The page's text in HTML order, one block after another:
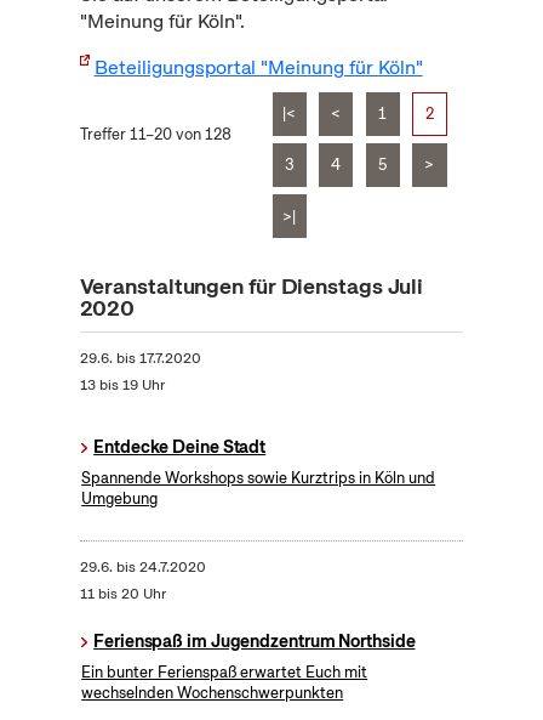
"Meinung für Köln".
Beteiligungsportal "Meinung für Köln"
Treffer 11–20 von 128
|< < 1 2
3 4 5 >
>|
Veranstaltungen für Dienstags Juli
2020
29.6. bis17.7.2020
13 bis 19 Uhr
Entdecke Deine Stadt
Spannende Workshops sowie Kurztrips in Köln und
Umgebung
29.6. bis24.7.2020
11 bis 20 Uhr
Ferienspaß im Jugendzentrum Northside
Ein bunter Ferienspaß erwartet Euch mit
wechselnden Wochenschwerpunkten